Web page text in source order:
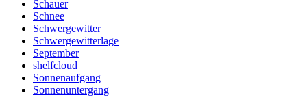
Schauer
Schnee
Schwergewitter
Schwergewitterlage
September
shelfcloud
Sonnenaufgang
Sonnenuntergang